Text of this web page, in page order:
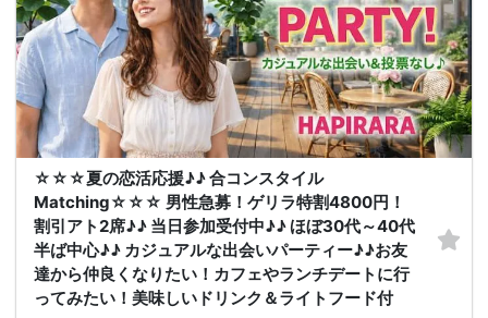
☆☆☆夏の恋活応援♪♪ 合コンスタイル
Matching☆☆☆ 男性急募！ゲリラ特割4800円！
割引アト2席♪♪ 当日参加受付中♪♪ ほぼ30代～40代
半ば中心♪♪ カジュアルな出会いパーティー♪♪お友
達から仲良くなりたい！カフェやランチデートに行
ってみたい！美味しいドリンク＆ライトフード付